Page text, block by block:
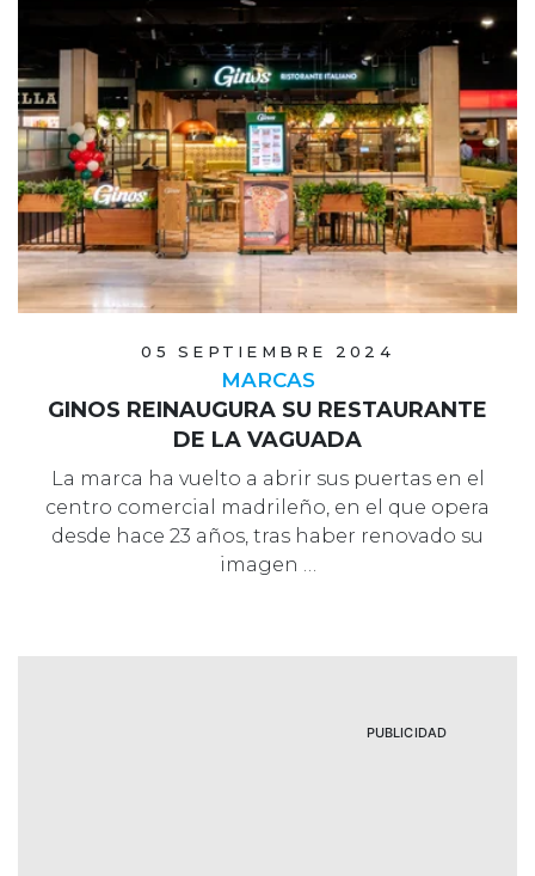
05 SEPTIEMBRE 2024
MARCAS
GINOS REINAUGURA SU RESTAURANTE
DE LA VAGUADA
La marca ha vuelto a abrir sus puertas en el
centro comercial madrileño, en el que opera
desde hace 23 años, tras haber renovado su
imagen …
PUBLICIDAD